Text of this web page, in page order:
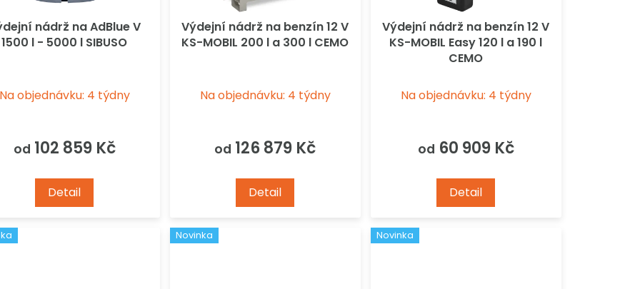
nádrž na AdBlue V
1500 l - 5000 l SIBUSO
objednávku: 4 týdny
od 102 859 Kč
Detail
Výdejní nádrž na benzín 12 V
KS-MOBIL 200 l a 300 l CEMO
Na objednávku: 4 týdny
od 126 879 Kč
Detail
Výdejní nádrž na benzín 12 V
KS-MOBIL Easy 120 l a 190 l
CEMO
Na objednávku: 4 týdny
od 60 909 Kč
Detail
Novinka Novinka